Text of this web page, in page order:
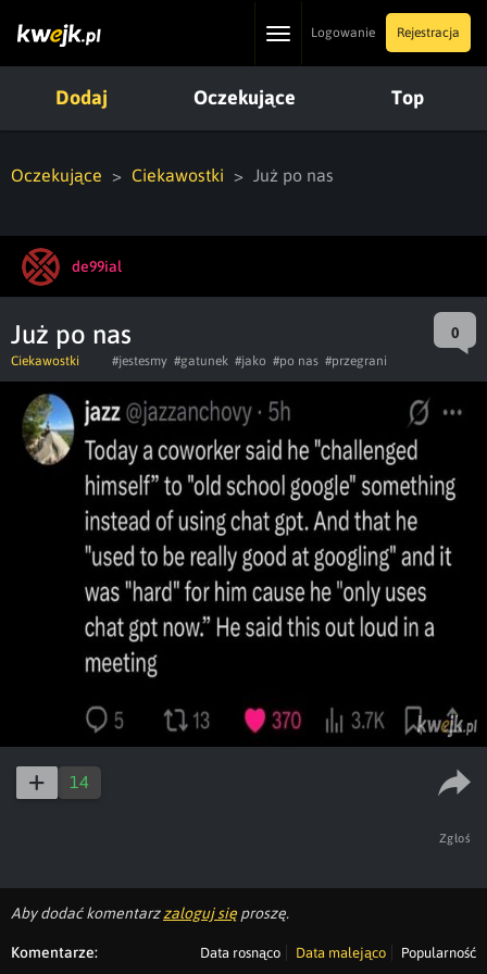
ToggleLogowanie Rejestracja
Dodaj Oczekujące Top
Oczekujące Ciekawostki Już po nas
de99ial
Już po nas 0
Ciekawostki #jestesmy #gatunek #jako #po nas #przegrani
14
Zgłoś
Aby dodać komentarzzaloguj się proszę.
Komentarze: Data rosnąco Data malejąco Popularność